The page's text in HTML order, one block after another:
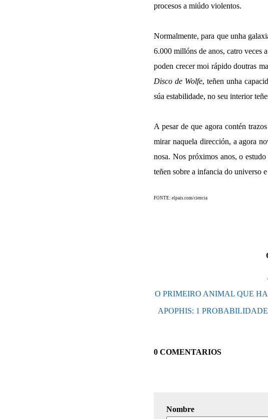
procesos a miúdo violentos.
Normalmente, para que unha
6.000 millóns de anos, catro veces
poden crecer moi rápido doutras
Disco de Wolfe, teñen unha
súa estabilidade, no seu interior
A pesar de que agora contén
mirar naquela dirección, a agora
nosa. Nos próximos anos, o
teñen sobre a infancia do universo
FONTE: elpais.com/ciencia
O PRIMEIRO ANIMAL QUE
APOPHIS: 1
0 COMENTARIOS
Nombre